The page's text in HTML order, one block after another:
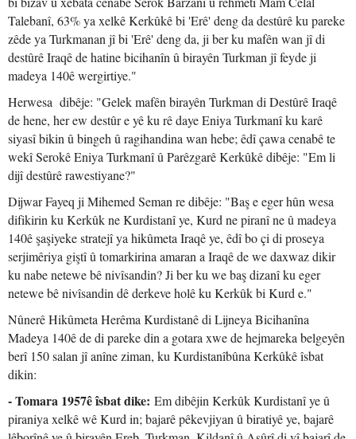
Talebanî, 63% ya xelkê Kerkûkê bi 'Erê' deng da destûrê ku pareke
zêde ya Turkmanan jî bi 'Erê' deng da, ji ber ku mafên wan jî di
destûrê Iraqê de hatine bicihanîn û birayên Turkman jî feyde ji
madeya 140ê wergirtiye."
Herwesa dibêje: "Gelek mafên birayên Turkman di Destûrê Iraqê
de hene, her ew destûr e yê ku rê daye Eniya Turkmanî ku karê
siyasî bikin û bingeh û ragihandina wan hebe; êdî çawa cenabê te
wekî Serokê Eniya Turkmanî û Parêzgarê Kerkûkê dibêje: "Em li
dijî destûrê rawestiyane?"
Dijwar Fayeq ji Mihemed Seman re dibêje: "Baş e eger hûn wesa
difikirin ku Kerkûk ne Kurdistanî ye, Kurd ne piranî ne û madeya
140ê şaşiyeke stratejî ya hikûmeta Iraqê ye, êdî bo çi di proseya
serjimêriya giştî û tomarkirina amaran a Iraqê de we daxwaz dikir
ku nabe netewe bê nivîsandin? Ji ber ku we baş dizanî ku eger
netewe bê nivîsandin dê derkeve holê ku Kerkûk bi Kurd e."
Nûnerê Hikûmeta Herêma Kurdistanê di Lijneya Bicihanîna
Madeya 140ê de di pareke din a gotara xwe de hejmareka belgeyên
berî 150 salan jî anîne ziman, ku Kurdistanîbûna Kerkûkê îsbat
dikin:
- Tomara 1957ê îsbat dike: Em dibêjin Kerkûk Kurdistanî ye û
piraniya xelkê wê Kurd in; bajarê pêkevjiyan û biratiyê ye, bajarê